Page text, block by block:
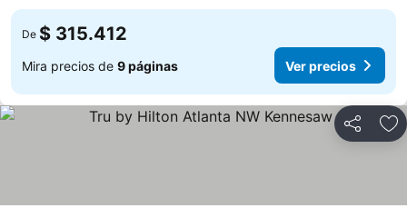
De $ 315.412
Mira precios de 9 páginas Ver precios
Compartir